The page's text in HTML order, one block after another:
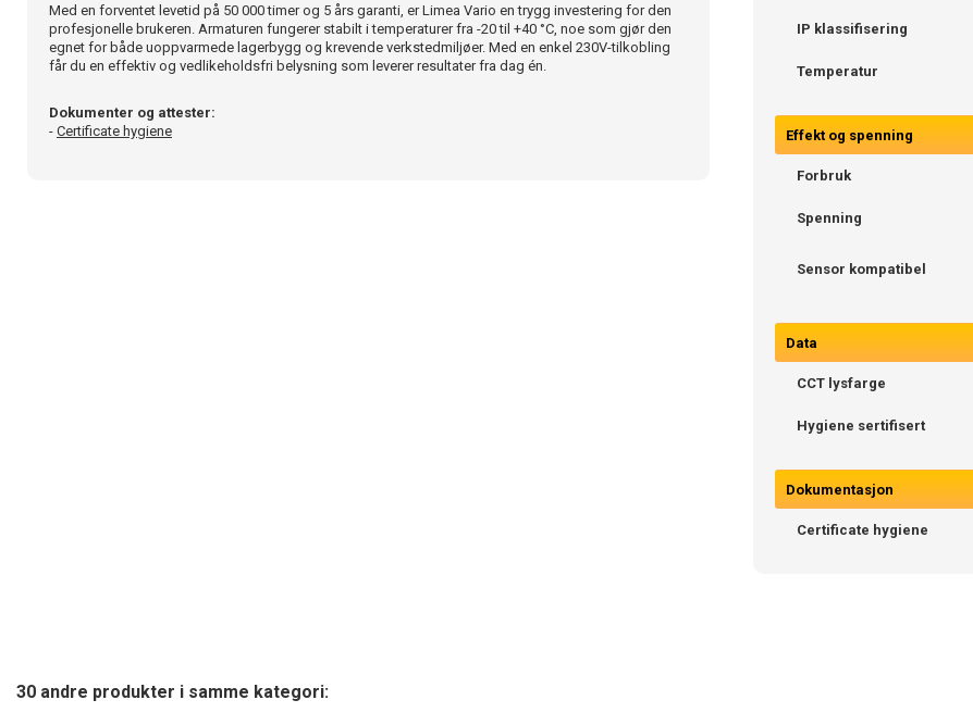
Med en forventet levetid på 50 000 timer og 5 års garanti, er Limea Vario en trygg investering for den
profesjonelle brukeren. Armaturen fungerer stabilt i temperaturer fra -20 til +40 °C, noe som gjør den
egnet for både uoppvarmede lagerbygg og krevende verkstedmiljøer. Med en enkel 230V-tilkobling
får du en effektiv og vedlikeholdsfri belysning som leverer resultater fra dag én.
Dokumenter og attester:
- Certificate hygiene
IP klassifisering
Temperatur
Effekt og spenning
Forbruk
Spenning
Sensor kompatibel
Data
CCT lysfarge
Hygiene sertifisert
Dokumentasjon
Certificate hygiene
30 andre produkter i samme kategori: